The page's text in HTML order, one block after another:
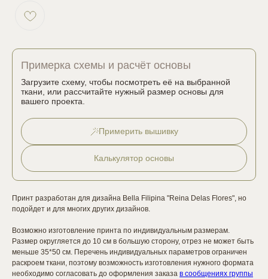
Примерка схемы и расчёт основы
Загрузите схему, чтобы посмотреть её на выбранной
ткани, или рассчитайте нужный размер основы для
вашего проекта.
Примерить вышивку
Калькулятор основы
Принт разработан для дизайна Bella Filipina "Reina Delas Flores", но
подойдет и для многих других дизайнов.
Возможно изготовление принта по индивидуальным размерам.
Размер округляется до 10 см в большую сторону, отрез не может быть
меньше 35*50 см. Перечень индивидуальных параметров ограничен
раскроем ткани, поэтому возможность изготовления нужного формата
необходимо согласовать до оформления заказа в сообщениях группы